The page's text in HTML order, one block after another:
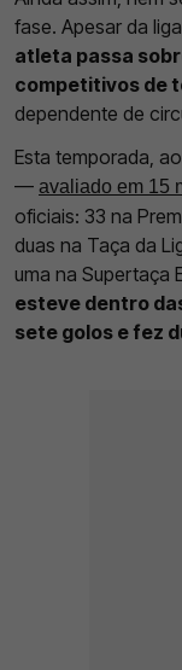
fase. Apesar da
atleta passa
competitivos de
dependente de
Esta temporada,
— avaliado em 15
oficiais: 33 na
duas na Taça da
uma na Supertaça
esteve dentro
sete golos e fez